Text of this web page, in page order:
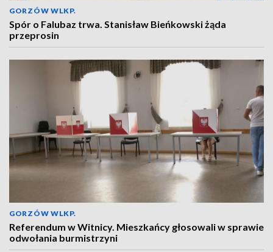
GORZÓW WLKP.
Spór o Falubaz trwa. Stanisław Bieńkowski żąda
przeprosin
GORZÓW WLKP.
Referendum w Witnicy. Mieszkańcy głosowali w sprawie
odwołania burmistrzyni